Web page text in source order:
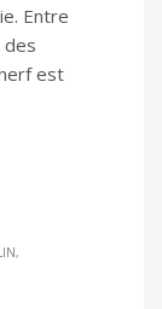
Entre
des
est